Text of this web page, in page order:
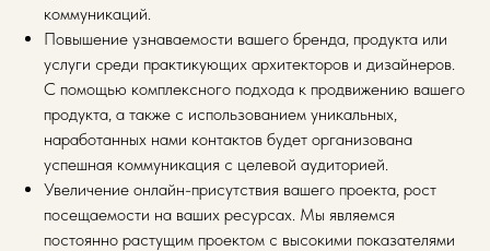
коммуникаций.
Повышение узнаваемости вашего бренда, продукта или
услуги среди практикующих архитекторов и дизайнеров.
С помощью комплексного подхода к продвижению вашего
продукта, а также с использованием уникальных,
наработанных нами контактов будет организована
успешная коммуникация с целевой аудиторией.
Увеличение онлайн-присутствия вашего проекта, рост
посещаемости на ваших ресурсах. Мы являемся
постоянно растущим проектом с высокими показателями